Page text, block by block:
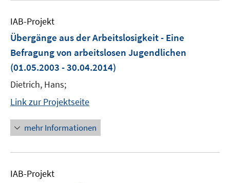
IAB-Projekt
Übergänge aus der Arbeitslosigkeit - Eine
Befragung von arbeitslosen Jugendlichen
(01.05.2003 - 30.04.2014)
Dietrich, Hans;
Link zur Projektseite
mehr Informationen
IAB-Projekt